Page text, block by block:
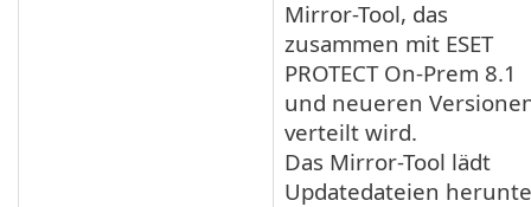
Mirror-Tool, das
zusammen mit ESET
PROTECT On-Prem 8.1
und neueren
verteilt wird.
Das Mirror-Tool lädt
Updatedateien